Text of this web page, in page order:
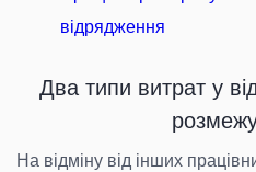
відрядження
Два типи витрат у
На відміну від інших